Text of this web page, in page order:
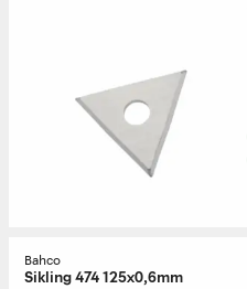
Bahco
Sikling 474 125x0,6mm